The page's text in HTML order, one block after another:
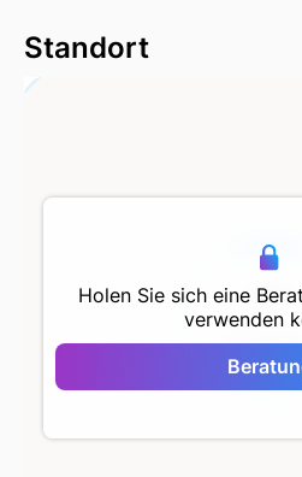
Standort
Holen Sie sich eine
verwenden
500 m